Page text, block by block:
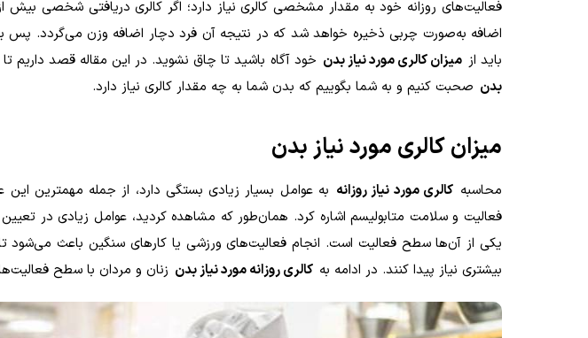
فعالیت‌های روزانه خود به مقدار مشخصی کالری نیاز دارد؛ اگر کالری دریافتی شخصی بیش
اضافه به‌صورت چربی ذخیره خواهد شد که در نتیجه آن فرد دچار اضافه وزن می‌گردد. پس
باید از میزان کالری مورد نیاز بدن خود آگاه باشید تا چاق نشوید. در این مقاله قصد
بدن صحبت کنیم و به شما بگوییم که بدن شما به چه مقدار کالری نیاز دارد.
میزان کالری مورد نیاز بدن
محاسبه کالری مورد نیاز روزانه به عوامل بسیار زیادی بستگی دارد، از جمله مهمترین
فعالیت و سلامت متابولیسم اشاره کرد. همان‌طور که مشاهده کردید، عوامل زیادی در تعیین
یکی از آن‌ها سطح فعالیت است. انجام فعالیت‌های ورزشی یا کار‌های سنگین باعث می‌شود تا
بیشتری نیاز پیدا کنند. در ادامه به کالری روزانه مورد نیاز بدن زنان و مردان با سطح